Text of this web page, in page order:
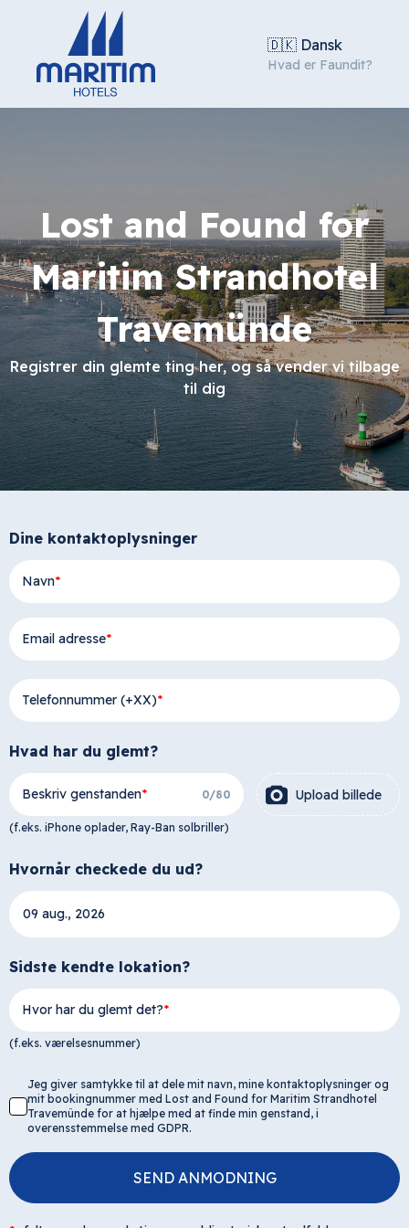
🇩🇰 Dansk
Hvad er Faundit?
Lost and Found for
Maritim Strandhotel
Travemünde
Registrer din glemte ting her, og så vender vi tilbage
til dig
Dine kontaktoplysninger
Navn
Email adresse
Telefonnummer (+XX)
Hvad har du glemt?
Beskriv genstanden 0/80 Upload billede
(f.eks. iPhone oplader, Ray-Ban solbriller)
Hvornår checkede du ud?
Sidste kendte lokation?
Hvor har du glemt det?
(f.eks. værelsesnummer)
Jeg giver samtykke til at dele mit navn, mine kontaktoplysninger og
mit bookingnummer med Lost and Found for Maritim Strandhotel
Travemünde for at hjælpe med at finde min genstand, i
overensstemmelse med GDPR.
SEND ANMODNING